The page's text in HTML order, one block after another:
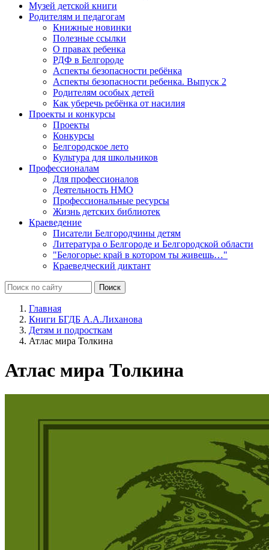
Музей детской книги
Родителям и педагогам
Книжные новинки
Полезные ссылки
О правах ребенка
РДФ в Белгороде
Аспекты безопасности ребёнка
Аспекты безопасности ребенка. Выпуск 2
Родителям особых детей
Как уберечь ребёнка от насилия
Проекты и конкурсы
Проекты
Конкурсы
Белгородское лето
Культура для школьников
Профессионалам
Для профессионалов
Деятельность НМО
Профессиональные ресурсы
Жизнь детских библиотек
Краеведение
Писатели Белгородчины детям
Литература о Белгороде и Белгородской области
"Белогорье: край в котором ты живешь…"
Краеведческий диктант
Главная
Книги БГДБ А.А.Лиханова
Детям и подросткам
Атлас мира Толкина
Атлас мира Толкина